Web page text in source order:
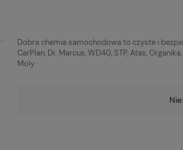
Dobra chemia samochodowa to czyste i
CarPlan, Dr. Marcus, WD40, STP, Atas,
Moly.